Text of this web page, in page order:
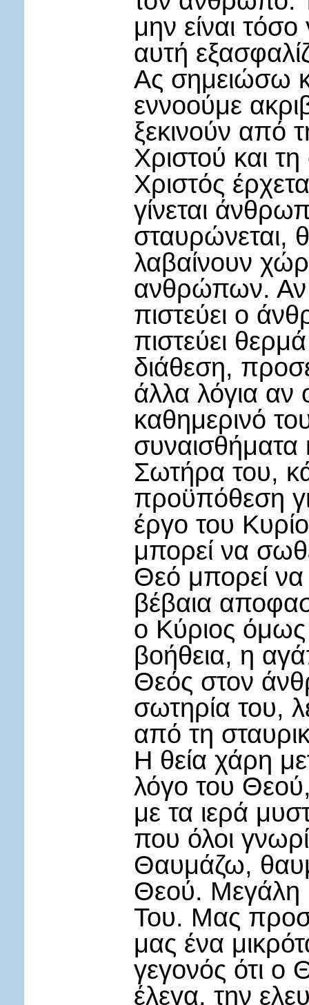
μην είναι
αυτή
Ας σημειώσω
εννοούμε
ξεκινούν από
Χριστού και
Χριστός
γίνεται
σταυρώνεται,
λαβαίνουν
ανθρώπων. Αν
πιστεύει ο
πιστεύει
διάθεση,
άλλα λόγια αν
καθημερινό
συναισθήματα
Σωτήρα του,
προϋπόθεση
έργο του
μπορεί να
Θεό μπορεί να
βέβαια
ο Κύριος
βοήθεια, η
Θεός στον
σωτηρία του,
από τη
Η θεία χάρη
λόγο του
με τα ιερά
που όλοι
Θαυμάζω,
Θεού. Μεγάλη
Του. Μας
μας ένα
γεγονός ότι ο
έλεγα, την